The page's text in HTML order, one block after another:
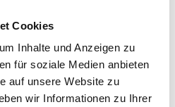
Cookies
Inhalte und Anzeigen zu
für soziale Medien anbieten
auf unsere Website zu
wir Informationen zu Ihrer
wie Mike Richardson,
des ‚agile
bestens vernetzt,
Frank Platte, Gründer von